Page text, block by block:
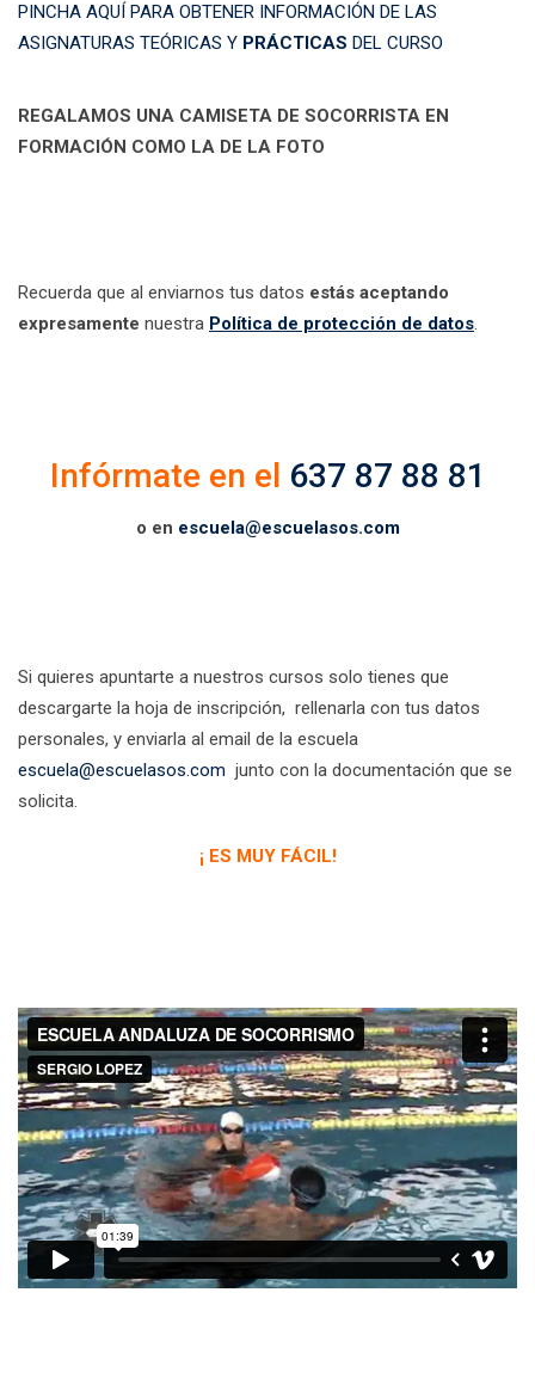
PINCHA AQUÍ PARA OBTENER INFORMACIÓN DE LAS
ASIGNATURAS TEÓRICAS Y PRÁCTICAS DEL CURSO
REGALAMOS UNA CAMISETA DE SOCORRISTA EN
FORMACIÓN COMO LA DE LA FOTO
Recuerda que al enviarnos tus datos estás aceptando
expresamente nuestra Política de protección de datos.
Infórmate en el 637 87 88 81
o en escuela@escuelasos.com
Si quieres apuntarte a nuestros cursos solo tienes que
descargarte la hoja de inscripción, rellenarla con tus datos
personales, y enviarla al email de la escuela
escuela@escuelasos.com junto con la documentación que se
solicita.
¡ ES MUY FÁCIL!